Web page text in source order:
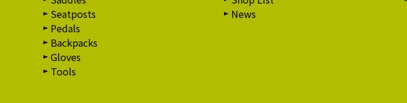
Seatposts
Pedals
Backpacks
Gloves
Tools
News